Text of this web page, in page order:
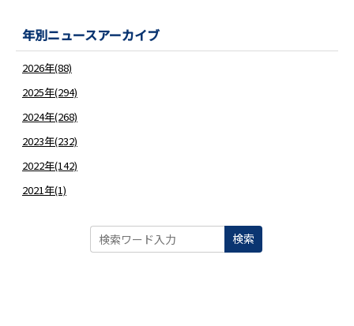
年別ニュースアーカイブ
2026年(88)
2025年(294)
2024年(268)
2023年(232)
2022年(142)
2021年(1)
検索